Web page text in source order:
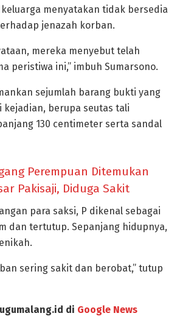
menyatakan tidak bersedia
jenazah korban.
mereka menyebut telah
peristiwa ini,” imbuh Sumarsono.
sejumlah barang bukti yang
kejadian, berupa seutas tali
130 centimeter serta sandal
Perempuan Ditemukan
Pakisaji, Diduga Sakit
para saksi, P dikenal sebagai
dan tertutup. Sepanjang hidupnya,
sering sakit dan berobat,” tutup
di Google News